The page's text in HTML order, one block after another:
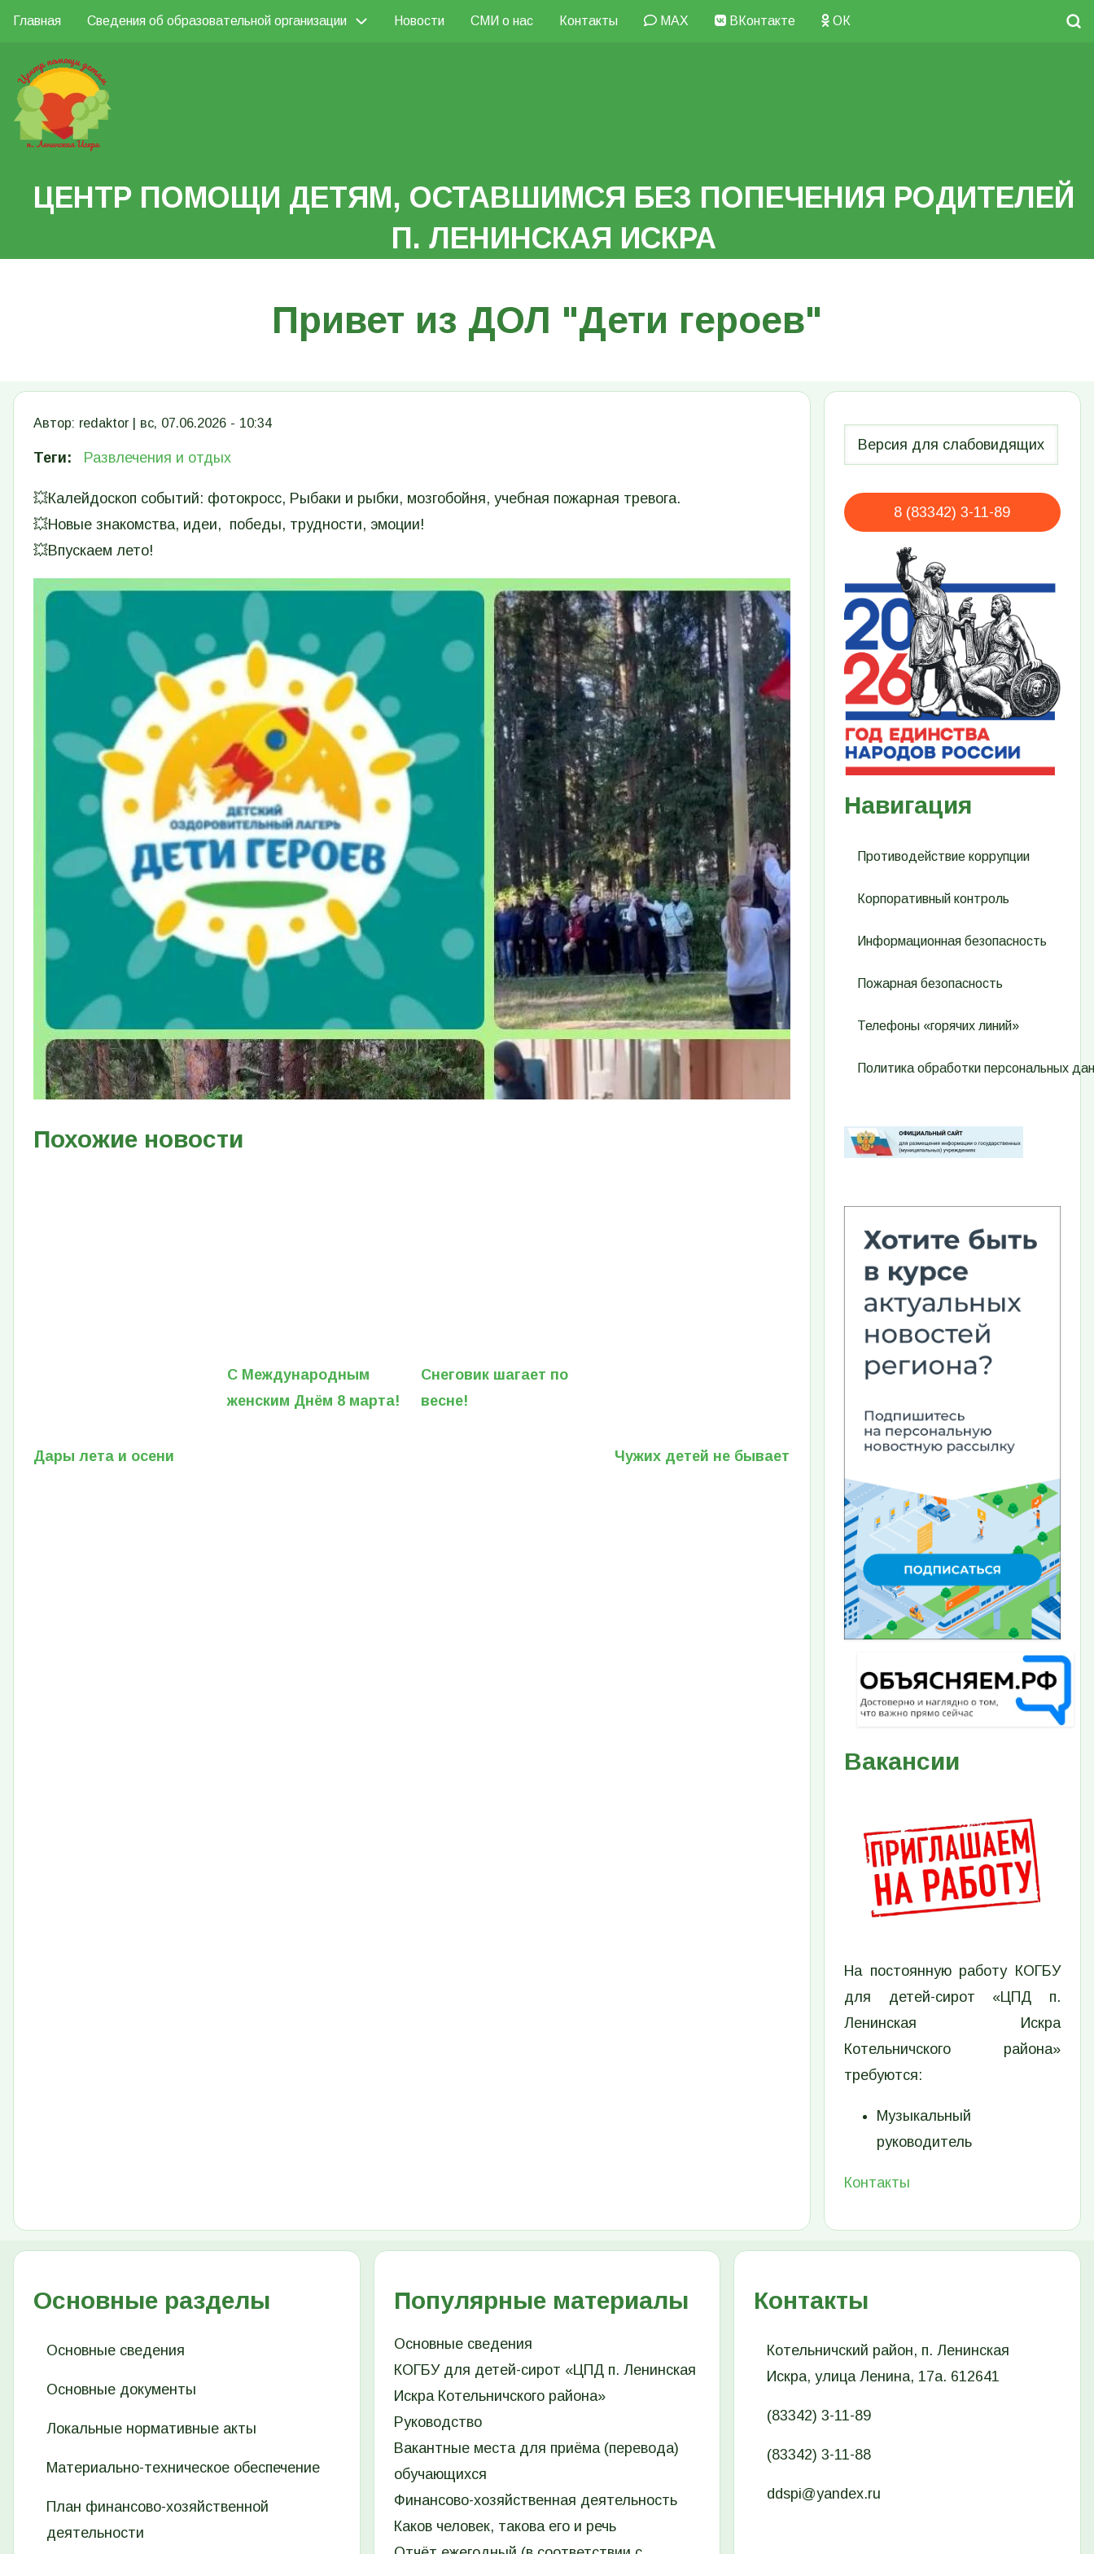
Перейти
основному
содержанию
Search
Основная
навигация
Главная Сведения об образовательной организации Новости СМИ о нас Контакты MAX ВКонтакте ОК
ЦЕНТР ПОМОЩИ ДЕТЯМ, ОСТАВШИМСЯ БЕЗ ПОПЕЧЕНИЯ РОДИТЕЛЕЙ
П. ЛЕНИНСКАЯ ИСКРА
Привет из ДОЛ "Дети героев"
Автор: redaktor вс, 07.06.2026 - 10:34
Теги Развлечения и отдых
💥Калейдоскоп событий: фотокросс, Рыбаки и рыбки, мозгобойня, учебная пожарная тревога.
💥Новые знакомства, идеи, победы, трудности, эмоции!
💥Впускаем лето!
Похожие новости
Дары лета и осени
С Международным
женским Днём 8 марта!
Снеговик шагает по
весне!
Чужих детей не бывает
8 (83342) 3-11-89
Навигация
Противодействие коррупции
Корпоративный контроль
Информационная безопасность
Пожарная безопасность
Телефоны «горячих линий»
Политика обработки персональных
Изображение
Вакансии
На постоянную работу КОГБУ
для детей-сирот «ЦПД п.
Ленинская Искра
Котельничского района»
требуются:
Музыкальный
руководитель
Контакты
Основные разделы
Основные сведения
Основные документы
Локальные нормативные акты
Материально-техническое обеспечение
План финансово-хозяйственной
деятельности
Популярные материалы
Основные сведения
КОГБУ для детей-сирот «ЦПД п. Ленинская
Искра Котельничского района»
Руководство
Вакантные места для приёма (перевода)
обучающихся
Финансово-хозяйственная деятельность
Каков человек, такова его и речь
Контакты
Котельничский район, п. Ленинская
Искра, улица Ленина, 17а. 612641
(83342) 3-11-89
(83342) 3-11-88
ddspi@yandex.ru